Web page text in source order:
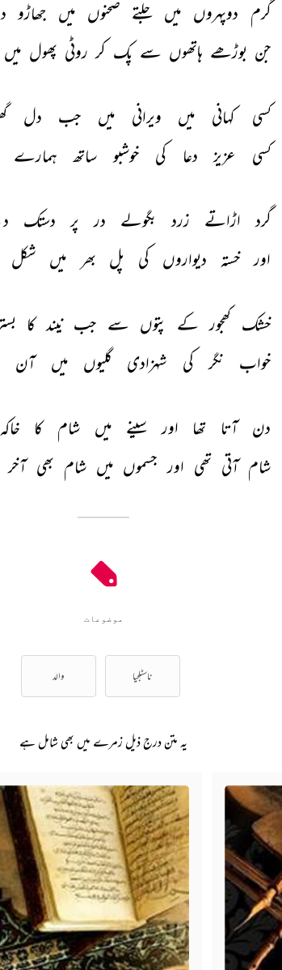
گرم دوپہروں میں جلتے صحنوں میں جھاڑو
جن بوڑھے ہاتھوں سے پک کر روٹی پھول میں
کسی کہانی میں ویرانی میں جب دل
کسی
عزیز دعا کی خوشبو ساتھ ہمارے
گرد اڑاتے زرد بگولے در پر دستک
اور خستہ دیواروں کی پل بھر میں شکل
خشک کھجور کے پتوں سے جب نیند کا
خواب
نگر کی شہزادی گلیوں میں آن
دن آتا تھا اور سینے میں شام کا خاکہ
شام آتی تھی اور جسموں میں شام بھی آخر
موضوعات
ناسٹلجیا والد
یہ متن درج ذیل زمرے میں بھی شامل ہے